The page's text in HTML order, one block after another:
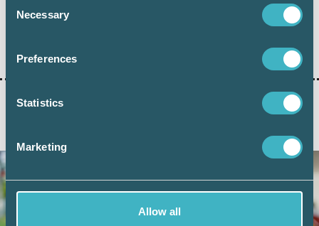
Selection
Necessary
Preferences
Statistics
Marketing
Allow all